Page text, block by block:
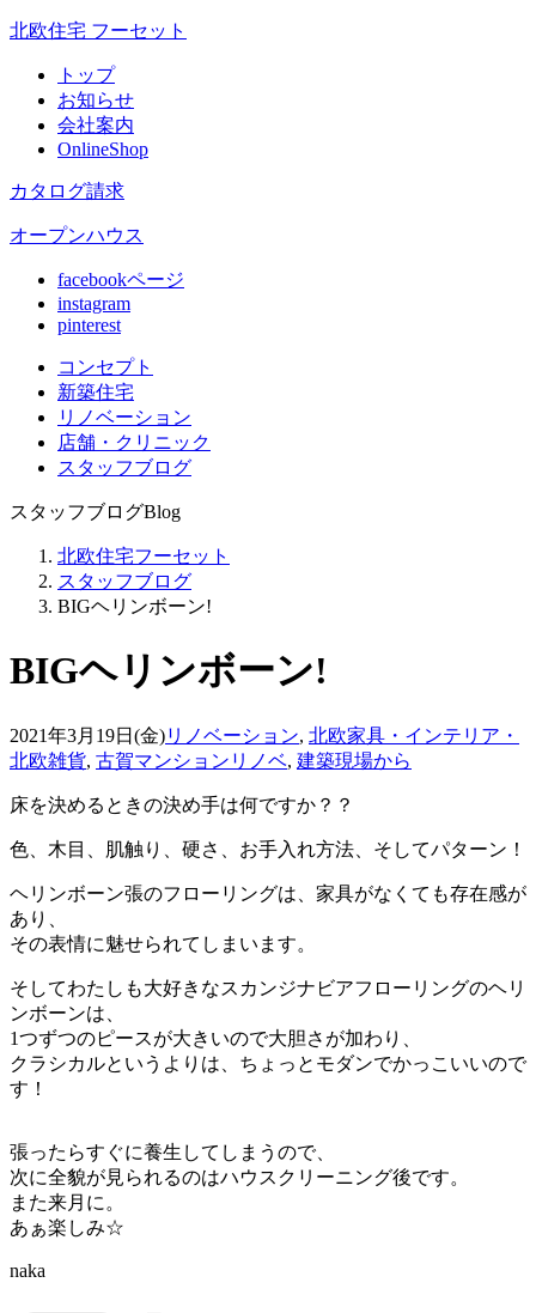
北欧住宅 フーセット
トップ
お知らせ
会社案内
OnlineShop
カタログ請求
オープンハウス
facebookページ
instagram
pinterest
コンセプト
新築住宅
リノベーション
店舗 ・クリニック
スタッフブログ
スタッフブログBlog
北欧住宅フーセット
スタッフブログ
BIGヘリンボーン!
BIGヘリンボーン!
2021年3月19日(金)リノベーション, 北欧家具・インテリア・
北欧雑貨, 古賀マンションリノベ, 建築現場から
床を決めるときの決め手は何ですか？？
色、木目、肌触り、硬さ、お手入れ方法、そしてパターン！
ヘリンボーン張のフローリングは、家具がなくても存在感が
あり、
その表情に魅せられてしまいます。
そしてわたしも大好きなスカンジナビアフローリングのヘリ
ンボーンは、
1つずつのピースが大きいので大胆さが加わり、
クラシカルというよりは、ちょっとモダンでかっこいいので
す！
張ったらすぐに養生してしまうので、
次に全貌が見られるのはハウスクリーニング後です。
また来月に。
あぁ楽しみ☆
naka